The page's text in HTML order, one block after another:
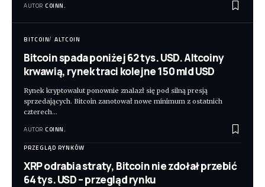
AUTOR COINN.
BITCOIN ALTCOIN
Bitcoin spada poniżej 62 tys. USD. Altcoiny
krwawią, rynek traci kolejne 150 mld USD
Rynek kryptowalut ponownie znalazł się pod silną presją
sprzedających. Bitcoin zanotował nowe minimum z ostatnich
czterech…
AUTOR COINN.
PRZEGLĄD RYNKÓW
XRP odrabia straty, Bitcoin nie zdołał przebić
64 tys. USD – przegląd rynku